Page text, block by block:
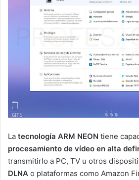
La tecnología ARM NEON tiene
procesamiento de vídeo en alta
transmitirlo a PC, TV u otros
DLNA o plataformas como Amazon